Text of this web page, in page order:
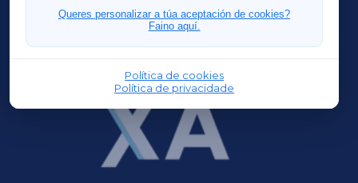
Queres personalizar a túa aceptación de cookies?
Faino aquí.
Política de cookies
Política de privacidade
FERROLXA
OURENSEXA